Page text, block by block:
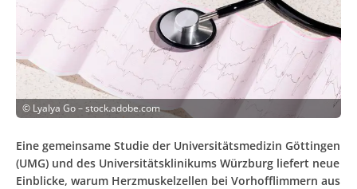
© Lyalya Go – stock.adobe.com
Eine gemeinsame Studie der Universitätsmedizin Göttingen
(UMG) und des Universitätsklinikums Würzburg liefert neue
Einblicke, warum Herzmuskelzellen bei Vorhofflimmern aus